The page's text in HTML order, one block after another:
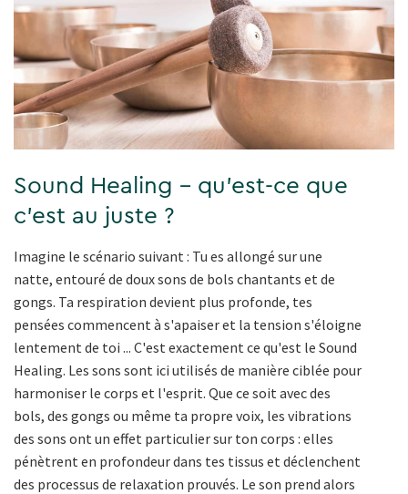
Sound Healing - qu'est-ce que
c'est au juste ?
Imagine le scénario suivant : Tu es allongé sur une
natte, entouré de doux sons de bols chantants et de
gongs. Ta respiration devient plus profonde, tes
pensées commencent à s'apaiser et la tension s'éloigne
lentement de toi ... C'est exactement ce qu'est le Sound
Healing. Les sons sont ici utilisés de manière ciblée pour
harmoniser le corps et l'esprit. Que ce soit avec des
bols, des gongs ou même ta propre voix, les vibrations
des sons ont un effet particulier sur ton corps : elles
pénètrent en profondeur dans tes tissus et déclenchent
des processus de relaxation prouvés. Le son prend alors